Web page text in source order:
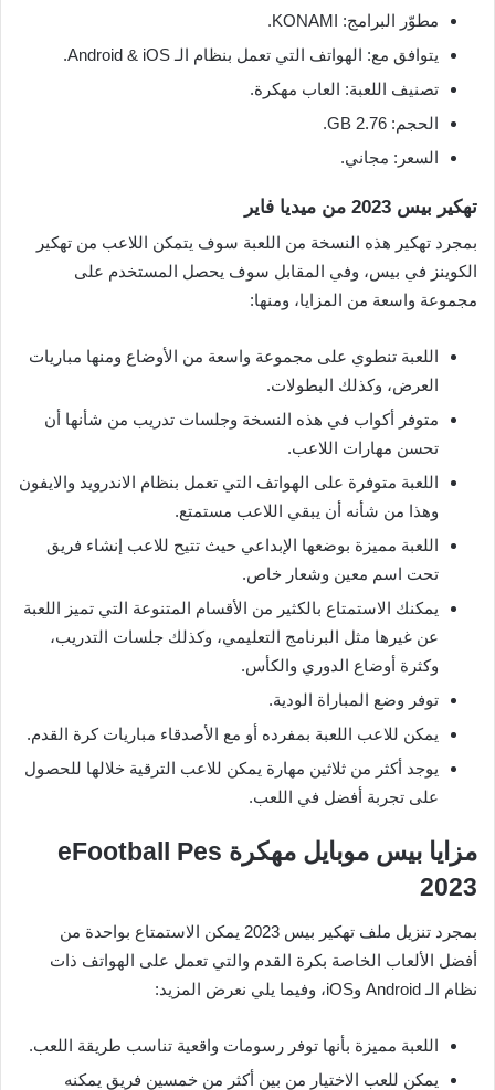
مطوّر البرامج: KONAMI.
يتوافق مع: الهواتف التي تعمل بنظام الـ Android & iOS.
تصنيف اللعبة: العاب مهكرة.
الحجم: 2.76 GB.
السعر: مجاني.
تهكير بيس 2023 من ميديا فاير
بمجرد تهكير هذه النسخة من اللعبة سوف يتمكن اللاعب من تهكير
الكوينز في بيس، وفي المقابل سوف يحصل المستخدم على
مجموعة واسعة من المزايا، ومنها:
اللعبة تنطوي على مجموعة واسعة من الأوضاع ومنها مباريات
العرض، وكذلك البطولات.
متوفر أكواب في هذه النسخة وجلسات تدريب من شأنها أن
تحسن مهارات اللاعب.
اللعبة متوفرة على الهواتف التي تعمل بنظام الاندرويد والايفون
وهذا من شأنه أن يبقي اللاعب مستمتع.
اللعبة مميزة بوضعها الإبداعي حيث تتيح للاعب إنشاء فريق
تحت اسم معين وشعار خاص.
يمكنك الاستمتاع بالكثير من الأقسام المتنوعة التي تميز اللعبة
عن غيرها مثل البرنامج التعليمي، وكذلك جلسات التدريب،
وكثرة أوضاع الدوري والكأس.
توفر وضع المباراة الودية.
يمكن للاعب اللعبة بمفرده أو مع الأصدقاء مباريات كرة القدم.
يوجد أكثر من ثلاثين مهارة يمكن للاعب الترقية خلالها للحصول
على تجربة أفضل في اللعب.
مزايا بيس موبايل مهكرة eFootball Pes
2023
بمجرد تنزيل ملف تهكير بيس 2023 يمكن الاستمتاع بواحدة من
أفضل الألعاب الخاصة بكرة القدم والتي تعمل على الهواتف ذات
نظام الـ Android وiOS، وفيما يلي نعرض المزيد:
اللعبة مميزة بأنها توفر رسومات واقعية تناسب طريقة اللعب.
يمكن للعب الاختيار من بين أكثر من خمسين فريق يمكنه